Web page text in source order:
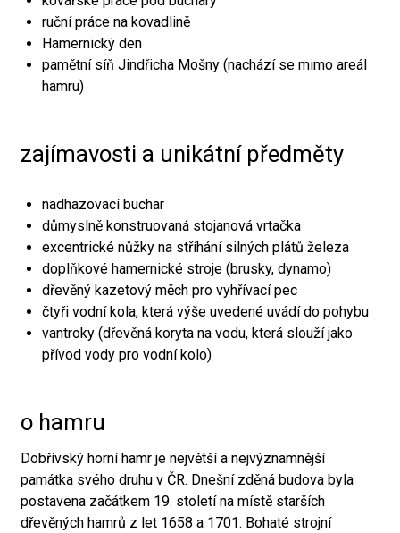
ruční práce na kovadlině
Hamernický den
pamětní síň Jindřicha Mošny (nachází se mimo areál
hamru)
zajímavosti a unikátní předměty
nadhazovací buchar
důmyslně konstruovaná stojanová vrtačka
excentrické nůžky na stříhání silných plátů železa
doplňkové hamernické stroje (brusky, dynamo)
dřevěný kazetový měch pro vyhřívací pec
čtyři vodní kola, která výše uvedené uvádí do pohybu
vantroky (dřevěná koryta na vodu, která slouží jako
přívod vody pro vodní kolo)
o hamru
Dobřívský horní hamr je největší a nejvýznamnější
památka svého druhu v ČR. Dnešní zděná budova byla
postavena začátkem 19. století na místě starších
dřevěných hamrů z let 1658 a 1701. Bohaté strojní